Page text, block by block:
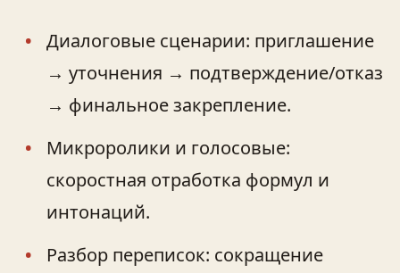
Диалоговые сценарии: приглашение
→ уточнения → подтверждение/отказ
→ финальное закрепление.
Микроролики и голосовые:
скоростная отработка формул и
интонаций.
Разбор переписок: сокращение